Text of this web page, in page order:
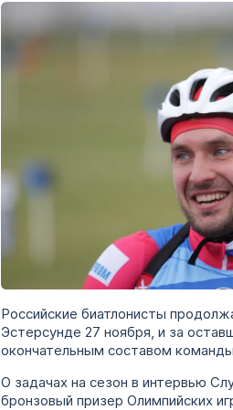
Российские биатлонисты
Эстерсунде 27 ноября, и за
окончательным составом
О задачах на сезон в интервью
бронзовый призер Олимпийских